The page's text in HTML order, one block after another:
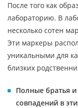
После того как
лабораторию. В
несколько сотен
Эти маркеры
уникальными для
близких
Полные братья
совпадений в